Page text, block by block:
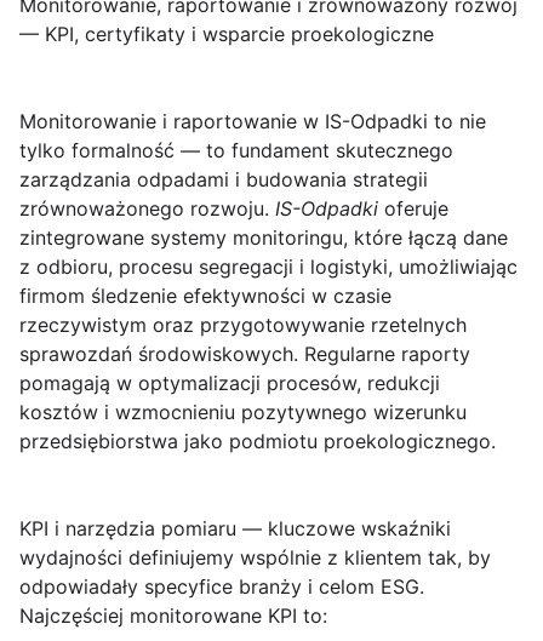
Monitorowanie, raportowanie i zrównoważony rozwój
— KPI, certyfikaty i wsparcie proekologiczne
Monitorowanie i raportowanie w IS-Odpadki to nie
tylko formalność — to fundament skutecznego
zarządzania odpadami i budowania strategii
zrównoważonego rozwoju. IS-Odpadki oferuje
zintegrowane systemy monitoringu, które łączą dane
z odbioru, procesu segregacji i logistyki, umożliwiając
firmom śledzenie efektywności w czasie
rzeczywistym oraz przygotowywanie rzetelnych
sprawozdań środowiskowych. Regularne raporty
pomagają w optymalizacji procesów, redukcji
kosztów i wzmocnieniu pozytywnego wizerunku
przedsiębiorstwa jako podmiotu proekologicznego.
KPI i narzędzia pomiaru — kluczowe wskaźniki
wydajności definiujemy wspólnie z klientem tak, by
odpowiadały specyfice branży i celom ESG.
Najczęściej monitorowane KPI to: